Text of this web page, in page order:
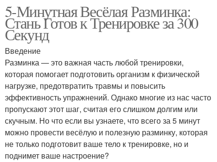
5-Минутная Весёлая Разминка:
Стань Готов к Тренировке за 300
Секунд
Введение
Разминка — это важная часть любой тренировки,
которая помогает подготовить организм к физической
нагрузке, предотвратить травмы и повысить
эффективность упражнений. Однако многие из нас часто
пропускают этот шаг, считая его слишком долгим или
скучным. Но что если вы узнаете, что всего за 5 минут
можно провести весёлую и полезную разминку, которая
не только подготовит ваше тело к тренировке, но и
поднимет ваше настроение?